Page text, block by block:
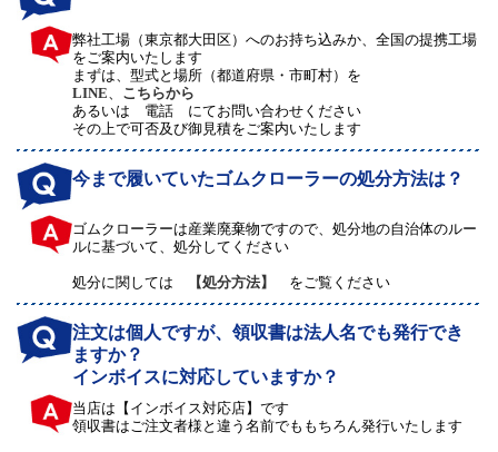
弊社工場（東京都大田区）へのお持ち込みか、全国の提携工場
をご案内いたします
まずは、型式と場所（都道府県・市町村）を
LINE
こちらから
あるいは 電話 にてお問い合わせください
その上で可否及び御見積をご案内いたします
今まで履いていたゴムクローラーの処分方法は？
ゴムクローラーは産業廃棄物ですので、処分地の自治体のルー
ルに基づいて、処分してください
処分に関しては 【処分方法】 をご覧ください
注文は個人ですが、領収書は法人名でも発行でき
ますか？
インボイスに対応していますか？
当店は【インボイス対応店】です
領収書はご注文者様と違う名前でももちろん発行いたします